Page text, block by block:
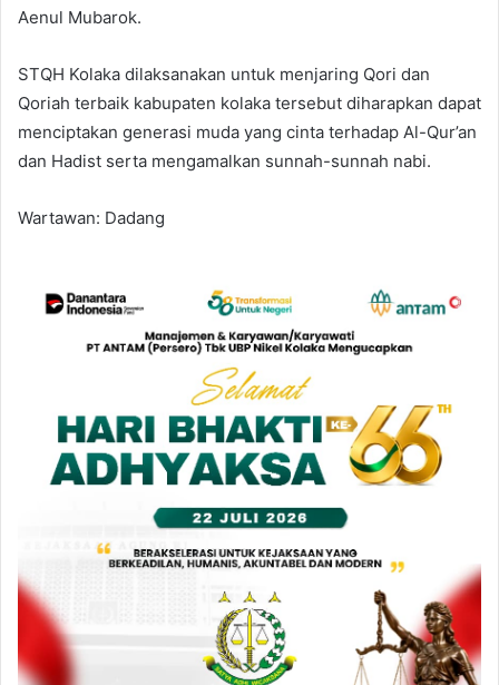
Aenul Mubarok.
STQH Kolaka dilaksanakan untuk menjaring Qori dan
Qoriah terbaik kabupaten kolaka tersebut diharapkan dapat
menciptakan generasi muda yang cinta terhadap Al-Qur’an
dan Hadist serta mengamalkan sunnah-sunnah nabi.
Wartawan: Dadang